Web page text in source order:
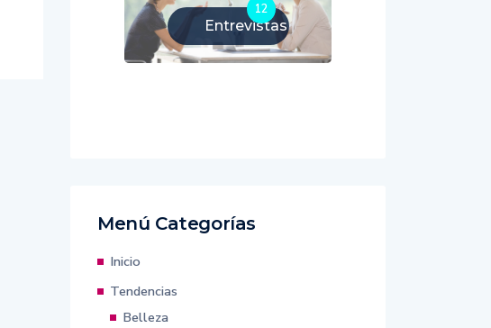
Entrevistas
12
Menú Categorías
Inicio
Tendencias
Belleza